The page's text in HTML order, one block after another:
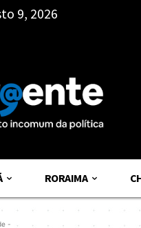
9, 2026
RORAIMA
-